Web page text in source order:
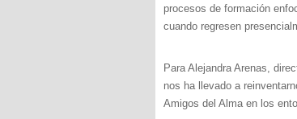
procesos de formación
cuando regresen
Para Alejandra Arenas,
nos ha llevado a
Amigos del Alma en los